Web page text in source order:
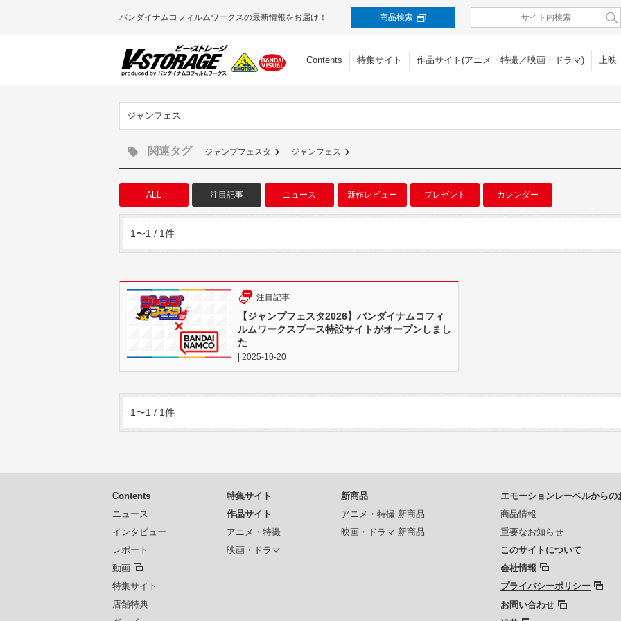
バンダイナムコフィルムワークスの最新情報をお届け！ 商品検索
Contents 特集サイト 作品サイト(アニメ・特撮／映画・ドラマ) 上映
ジャンフェス
関連タグ ジャンプフェスタ ジャンフェス
ALL 注目記事 ニュース 新作レビュー プレゼント カレンダー
1〜1 / 1件
注目記事
【ジャンプフェスタ2026】バンダイナムコフィ
ルムワークスブース特設サイトがオープンしまし
た
| 2025-10-20
1〜1 / 1件
Contents
ニュース
インタビュー
レポート
動画
特集サイト
店舗特典
特集サイト
作品サイト
アニメ・特撮
映画・ドラマ
新商品
アニメ・特撮 新商品
映画・ドラマ 新商品
エモーションレーベルからの
商品情報
重要なお知らせ
このサイトについて
会社情報
プライバシーポリシー
お問い合わせ